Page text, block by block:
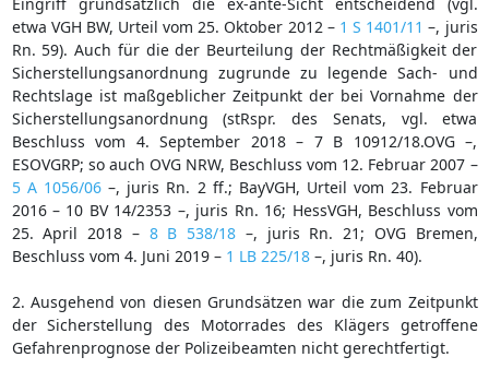
etwa VGH BW, Urteil vom 25. Oktober 2012 – 1 S 1401/11 –, juris
Rn. 59). Auch für die der Beurteilung der Rechtmäßigkeit der
Sicherstellungsanordnung zugrunde zu legende Sach- und
Rechtslage ist maßgeblicher Zeitpunkt der bei Vornahme der
Sicherstellungsanordnung (stRspr. des Senats, vgl. etwa
Beschluss vom 4. September 2018 – 7 B 10912/18.OVG –,
ESOVGRP; so auch OVG NRW, Beschluss vom 12. Februar 2007 –
5 A 1056/06–, juris Rn. 2 ff.; BayVGH, Urteil vom 23. Februar
2016 – 10 BV 14/2353 –, juris Rn. 16; HessVGH, Beschluss vom
25. April 2018 – 8 B 538/18 –, juris Rn. 21; OVG Bremen,
Beschluss vom 4. Juni 2019 – 1 LB 225/18–, juris Rn. 40).
2. Ausgehend von diesen Grundsätzen war die zum Zeitpunkt
der Sicherstellung des Motorrades des Klägers getroffene
Gefahrenprognose der Polizeibeamten nicht gerechtfertigt.